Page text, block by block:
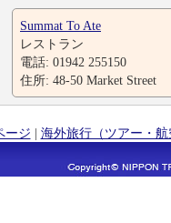
Summat To Ate
レストラン
電話: 01942 255150
住所: 48-50 Market Street
ージ | 海外旅行（ツアー・航